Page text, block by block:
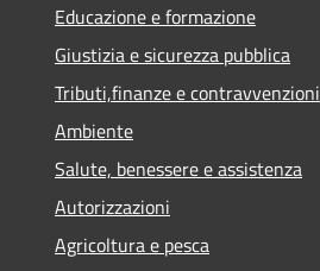
Educazione e formazione
Giustizia e sicurezza pubblica
Tributi,finanze e contravvenzioni
Ambiente
Salute, benessere e assistenza
Autorizzazioni
Agricoltura e pesca